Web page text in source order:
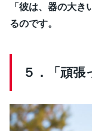
「彼は、器の大
るのです。
５．「頑張